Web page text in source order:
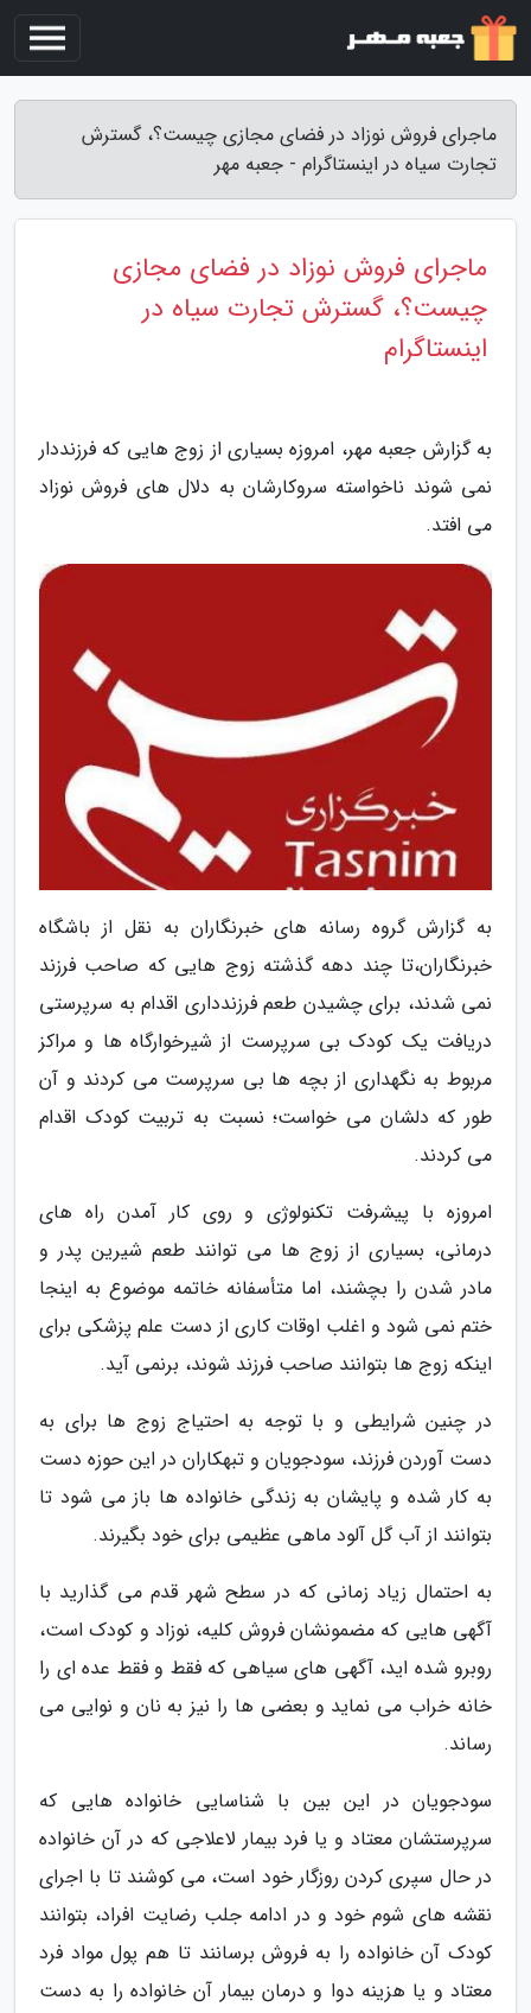
ماجرای فروش نوزاد در فضای مجازی چیست؟، گسترش
تجارت سیاه در اینستاگرام - جعبه مهر
ماجرای فروش نوزاد در فضای مجازی
چیست؟، گسترش تجارت سیاه در
اینستاگرام
به گزارش جعبه مهر، امروزه بسیاری از زوج هایی که فرزنددار
نمی شوند ناخواسته سروکارشان به دلال های فروش نوزاد
می افتد.
به گزارش گروه رسانه های خبرنگاران به نقل از باشگاه
خبرنگاران،تا چند دهه گذشته زوج هایی که صاحب فرزند
نمی شدند، برای چشیدن طعم فرزندداری اقدام به سرپرستی
دریافت یک کودک بی سرپرست از شیرخوارگاه ها و مراکز
مربوط به نگهداری از بچه ها بی سرپرست می کردند و آن
طور که دلشان می خواست؛ نسبت به تربیت کودک اقدام
می کردند.
امروزه با پیشرفت تکنولوژی و روی کار آمدن راه های
درمانی، بسیاری از زوج ها می توانند طعم شیرین پدر و
مادر شدن را بچشند، اما متأسفانه خاتمه موضوع به اینجا
ختم نمی شود و اغلب اوقات کاری از دست علم پزشکی برای
اینکه زوج ها بتوانند صاحب فرزند شوند، برنمی آید.
در چنین شرایطی و با توجه به احتیاج زوج ها برای به
دست آوردن فرزند، سودجویان و تبهکاران در این حوزه دست
به کار شده و پایشان به زندگی خانواده ها باز می شود تا
بتوانند از آب گل آلود ماهی عظیمی برای خود بگیرند.
به احتمال زیاد زمانی که در سطح شهر قدم می گذارید با
آگهی هایی که مضمونشان فروش کلیه، نوزاد و کودک است،
روبرو شده اید، آگهی های سیاهی که فقط و فقط عده ای را
خانه خراب می نماید و بعضی ها را نیز به نان و نوایی می
رساند.
سودجویان در این بین با شناسایی خانواده هایی که
سرپرستشان معتاد و یا فرد بیمار لاعلاجی که در آن خانواده
در حال سپری کردن روزگار خود است، می کوشند تا با اجرای
نقشه های شوم خود و در ادامه جلب رضایت افراد، بتوانند
کودک آن خانواده را به فروش برسانند تا هم پول مواد فرد
معتاد و یا هزینه دوا و درمان بیمار آن خانواده را به دست